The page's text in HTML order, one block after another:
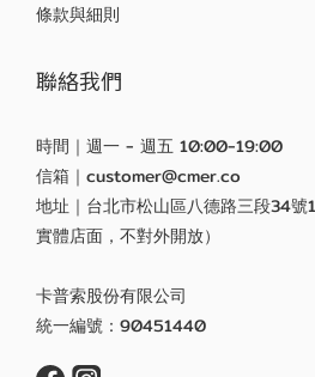
條款與細則
聯絡我們
時間｜週一 - 週五 10:00-19:00
信箱｜customer@cmer.co
地址｜台北市松山區八德路三段34
實體店面，不對外開放）
卡普索股份有限公司
統一編號：90451440